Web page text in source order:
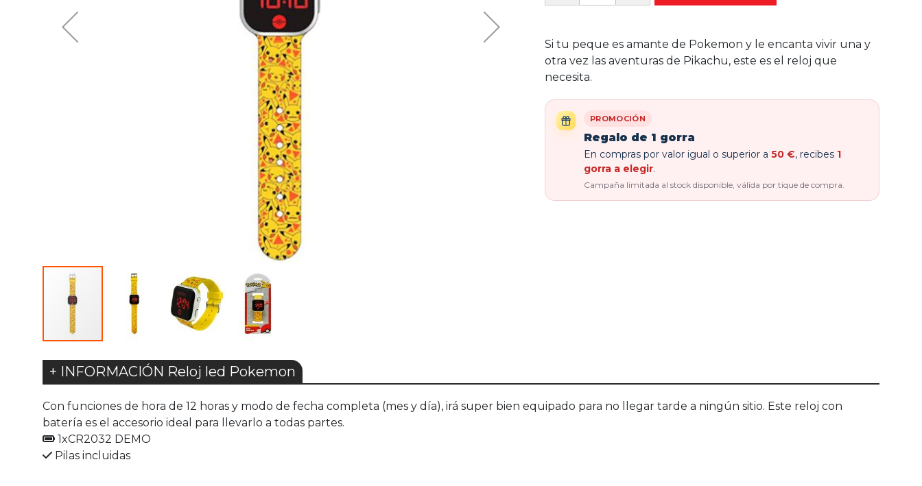
Si tu peque es amante de Pokemon y le encanta vivir una y
otra vez las aventuras de Pikachu, este es el reloj que
necesita.
PROMOCIÓN
Regalo de 1 gorra
En compras por valor igual o superior a 50 €, recibes 1
gorra a elegir.
Campaña limitada al stock disponible, válida por tique de compra.
+ INFORMACIÓN Reloj led Pokemon
Con funciones de hora de 12 horas y modo de fecha completa (mes y día), irá super bien equipado para no llegar tarde a ningún sitio. Este reloj con
batería es el accesorio ideal para llevarlo a todas partes.
1xCR2032 DEMO
Pilas incluidas